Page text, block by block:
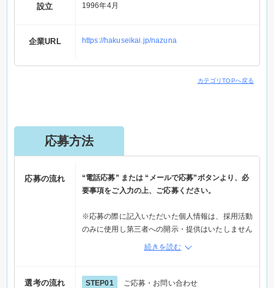
設立 1996年4月
企業URL https://hakuseikai.jp/nazuna
カテゴリTOPへ戻る
応募方法
応募の流れ
“電話応募” または “メールで応募”ボタンより、必
要事項をご入力の上、ご応募ください。
※応募の際に記入いただいた個人情報は、採用活動
のみに使用し第三者への開示・提供はいたしません
※メール応募の場合は、メールで応募ボタンから応
※電話でご応募の際は「Elabel（えらべる）を見
続きを読む
選考の流れ STEP01 ご応募・お問い合わせ